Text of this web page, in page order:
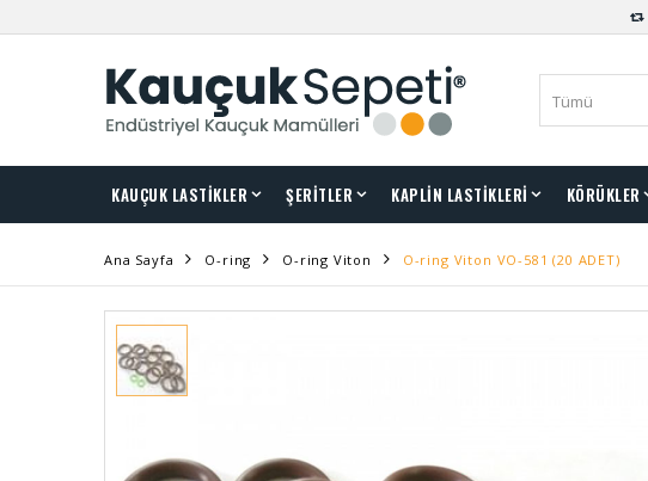
KAUÇUK LASTİKLER ŞERİTLER KAPLİN LASTİKLERİ KÖRÜKLER
Ana Sayfa O-ring O-ring Viton O-ring Viton VO-581 (20 ADET)